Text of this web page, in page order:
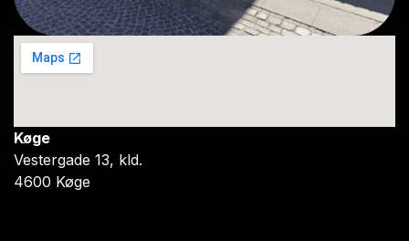
Køge
Vestergade 13, kld.
4600 Køge